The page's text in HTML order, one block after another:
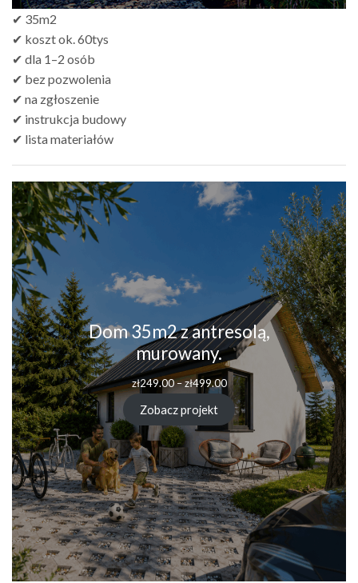
✔ 35m2
✔ koszt ok. 60tys
✔ dla 1–2 osób
✔ bez pozwolenia
✔ na zgłoszenie
✔ instrukcja budowy
✔ lista materiałów
Dom 35m2 z antresolą,
murowany.
zł249.00–zł499.00Zakres
cen:
od
zł249.00
do
zł499.00
Zobacz projekt